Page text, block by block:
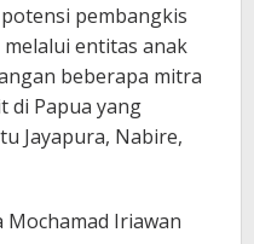
pembangkis
entitas anak
beberapa mitra
di Papua yang
Jayapura, Nabire,
Mochamad Iriawan